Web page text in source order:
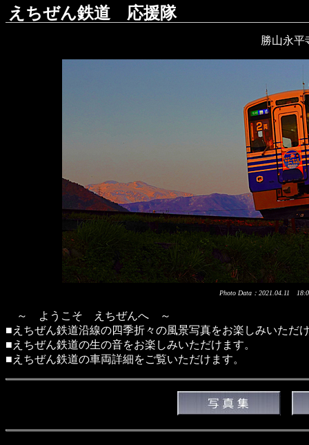
えちぜん鉄道 応援隊
勝山永
Photo Data：2021.04.11
～ ようこそ えちぜんへ ～
■えちぜん鉄道沿線の四季折々の風景写真をお楽しみいただ
■えちぜん鉄道の生の音をお楽しみいただけます。
■えちぜん鉄道の車両詳細をご覧いただけます。